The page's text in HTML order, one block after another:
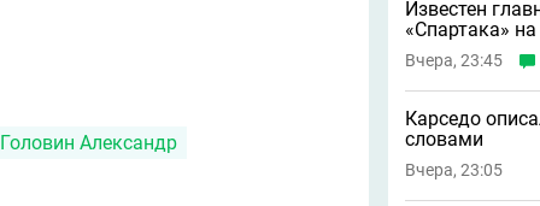
Головин Александр
Известен
«Спартака»
Вчера, 23:45
Карседо
словами
Вчера, 23:05